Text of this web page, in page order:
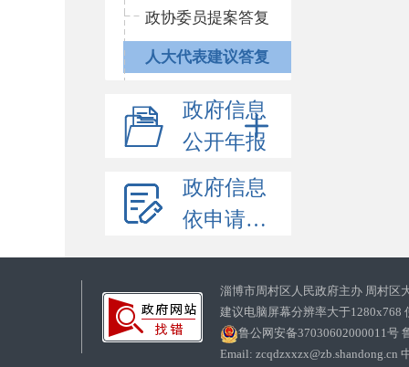
政协委员提案答复
人大代表建议答复
政府信息
公开年报
政府信息
依申请公开
淄博市周村区人民政府主办 周村区
建议电脑屏幕分辨率大于1280x768
鲁公网安备37030602000011号
Email: zcqdzxxzx@zb.shandong.cn